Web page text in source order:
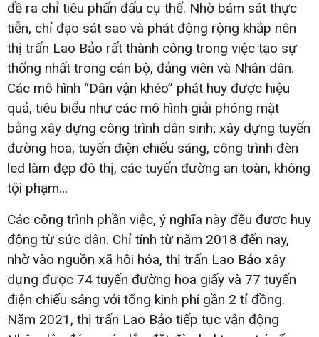
đề ra chỉ tiêu phấn đấu cụ thể. Nhờ bám sát thực
tiễn, chỉ đạo sát sao và phát động rộng khắp nên
thị trấn Lao Bảo rất thành công trong việc tạo sự
thống nhất trong cán bộ, đảng viên và Nhân dân.
Các mô hình “Dân vận khéo” phát huy được hiệu
quả, tiêu biểu như các mô hình giải phóng mặt
bằng xây dựng công trình dân sinh; xây dựng tuyến
đường hoa, tuyến điện chiếu sáng, công trình đèn
led làm đẹp đô thị, các tuyến đường an toàn, không
tội phạm…
Các công trình phần việc, ý nghĩa này đều được huy
động từ sức dân. Chỉ tính từ năm 2018 đến nay,
nhờ vào nguồn xã hội hóa, thị trấn Lao Bảo xây
dựng được 74 tuyến đường hoa giấy và 77 tuyến
điện chiếu sáng với tổng kinh phí gần 2 tỉ đồng.
Năm 2021, thị trấn Lao Bảo tiếp tục vận động